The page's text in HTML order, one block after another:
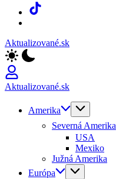
TikTok
Aktualizované.sk
Aktualizované.sk
Amerika
Severná Amerika
USA
Mexiko
Južná Amerika
Európa